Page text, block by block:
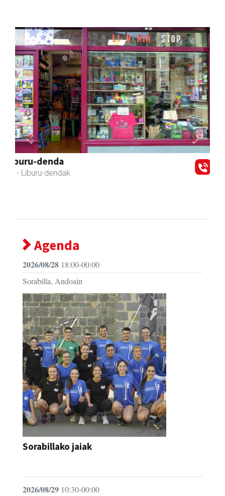
Arruti gozotegia
Andoain - Gozotegiak
Previous Next
Agenda
2026/08/28 18:00-00:00
Sorabilla, Andoain
Sorabillako jaiak
2026/08/29 10:30-00:00